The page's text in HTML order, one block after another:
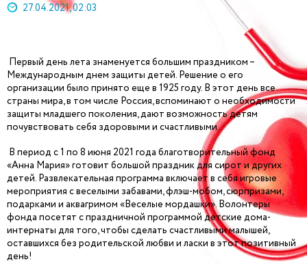
27.04.2021, 02:03
Первый день лета знаменуется большим праздником –
Международным днем защиты детей. Решение о его
организации было принято еще в 1925 году. В этот день все
страны мира, в том числе Россия, вспоминают о необходимости
защиты младшего поколения, дают возможность детям
почувствовать себя здоровыми и счастливыми.
В период с 1 по 8 июня 2021 года благотворительный фонд
«Анна Мария» готовит большой праздник для сирот и других
детей. Развлекательная программа включает в себя игровые
мероприятия с веселыми забавами, флэш-мобом, сюрпризами,
подарками и аквагримом «Веселые мордашки». Волонтеры
фонда посетят с праздничной программой детские дома-
интернаты для того, чтобы сделать счастливыми малышей,
оставшихся без родительской любви и ласки в этот позитивный
день!